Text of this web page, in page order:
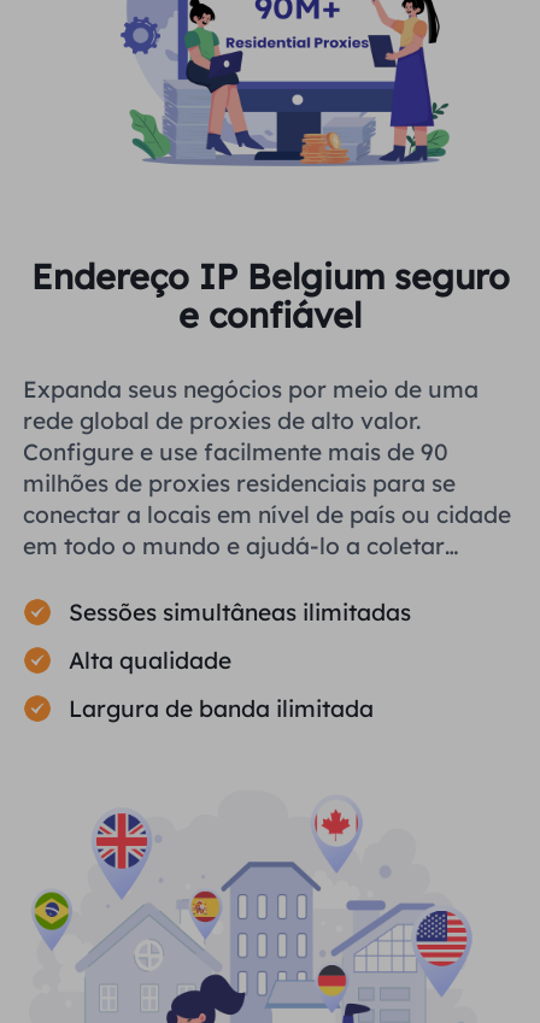
Endereço IP Belgium seguro
e confiável
Expanda seus negócios por meio de uma
rede global de proxies de alto valor.
Configure e use facilmente mais de 90
milhões de proxies residenciais para se
conectar a locais em nível de país ou cidade
em todo o mundo e ajudá-lo a coletar
Sessões simultâneas ilimitadas
Alta qualidade
Largura de banda ilimitada